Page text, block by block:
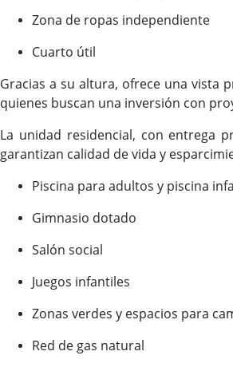
Zona de ropas independiente
Cuarto útil
Gracias a su altura, ofrece una vista
quienes buscan una inversión con
La unidad residencial, con entrega
garantizan calidad de vida y
Piscina para adultos y piscina
Gimnasio dotado
Salón social
Juegos infantiles
Zonas verdes y espacios para
Red de gas natural